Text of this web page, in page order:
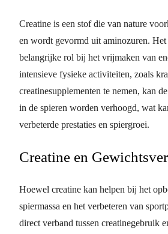
Creatine is een stof die van nature
en wordt gevormd uit aminozuren. Het
belangrijke rol bij het vrijmaken van
intensieve fysieke activiteiten, zoals
creatinesupplementen te nemen, kan
in de spieren worden verhoogd, wat
verbeterde prestaties en spiergroei.
Creatine en
Hoewel creatine kan helpen bij het
spiermassa en het verbeteren van
direct verband tussen creatinegebruik